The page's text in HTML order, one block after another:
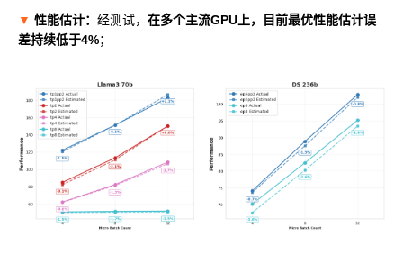
▼ 性能估计： 经测试， 在多个主流GPU上，目前最优性能估计误
差持续低于4%；